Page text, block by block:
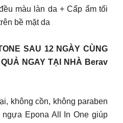
màu làn da + Cấp ẩm tối
bề mặt da
SAU 12 NGÀY CÙNG
NGAY TẠI NHÀ Berav
không cồn, không paraben
Epona All In One giúp